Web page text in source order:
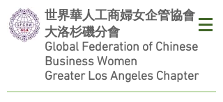
世界華人工商婦女企管協會
大洛杉磯分會
Global Federation of Chinese
Business Women
Greater Los Angeles Chapter